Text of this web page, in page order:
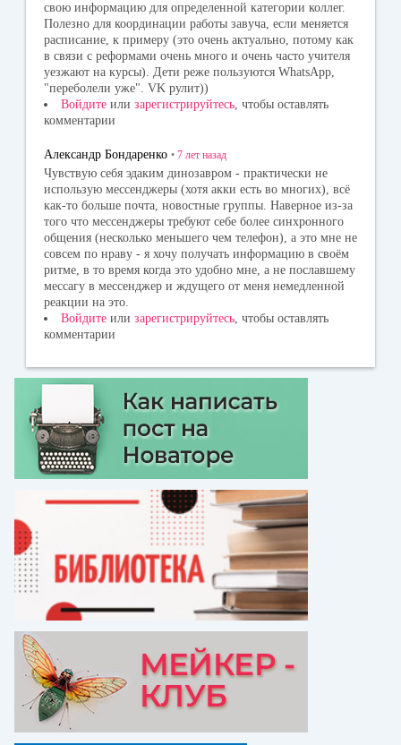
свою информацию для определенной категории коллег.
Полезно для координации работы завуча, если меняется
расписание, к примеру (это очень актуально, потому как
в связи с реформами очень много и очень часто учителя
уезжают на курсы). Дети реже пользуются WhatsApp,
"переболели уже". VK рулит))
Войдите или зарегистрируйтесь, чтобы оставлять
комментарии
Александр Бондаренко • 7 лет назад
Чувствую себя эдаким динозавром - практически не
использую мессенджеры (хотя акки есть во многих), всё
как-то больше почта, новостные группы. Наверное из-за
того что мессенджеры требуют себе более синхронного
общения (несколько меньшего чем телефон), а это мне не
совсем по нраву - я хочу получать информацию в своём
ритме, в то время когда это удобно мне, а не пославшему
мессагу в мессенджер и ждущего от меня немедленной
реакции на это.
Войдите или зарегистрируйтесь , чтобы оставлять
комментарии